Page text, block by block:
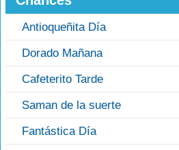
Antioqueñita Día
Dorado Mañana
Cafeterito Tarde
Saman de la suerte
Fantástica Día